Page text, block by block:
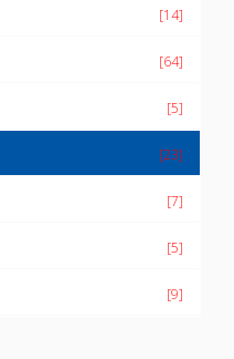
[14]
[64]
[5]
[23]
[7]
[5]
[9]